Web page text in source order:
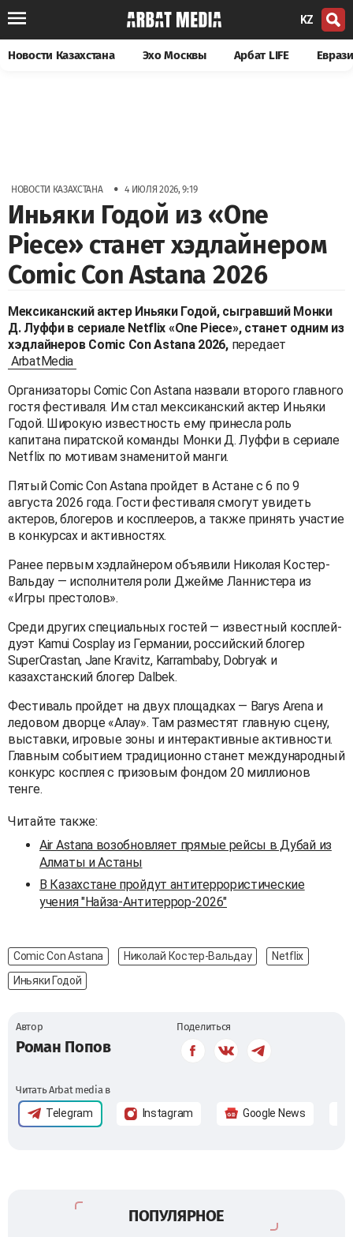
KZ
Новости Казахстана Эхо Москвы Арбат LIFE
НОВОСТИ КАЗАХСТАНА • 4 ИЮЛЯ 2026, 9:19
Иньяки Годой из «One
Piece» станет хэдлайнером
Comic Con Astana 2026
Мексиканский актер Иньяки Годой, сыгравший Монки
Д. Луффи в сериале Netflix «One Piece», станет одним из
хэдлайнеров Comic Con Astana 2026,передает
ArbatMedia
Организаторы Comic Con Astana назвали второго главного
гостя фестиваля. Им стал мексиканский актер Иньяки
Годой. Широкую известность ему принесла роль
капитана пиратской команды Монки Д. Луффи в сериале
Netflix по мотивам знаменитой манги.
Пятый Comic Con Astana пройдет в Астане с 6 по 9
августа 2026 года. Гости фестиваля смогут увидеть
актеров, блогеров и косплееров, а также принять участие
в конкурсах и активностях.
Ранее первым хэдлайнером объявили Николая Костер-
Вальдау — исполнителя роли Джейме Ланнистера из
«Игры престолов».
Среди других специальных гостей — известный косплей-
дуэт Kamui Cosplay из Германии, российский блогер
SuperCrastan, Jane Kravitz, Karrambaby, Dobryak и
казахстанский блогер Dalbek.
Фестиваль пройдет на двух площадках — Barys Arena и
ледовом дворце «Алау». Там разместят главную сцену,
выставки, игровые зоны и интерактивные активности.
Главным событием традиционно станет международный
конкурс косплея с призовым фондом 20 миллионов
тенге.
Читайте также:
Air Astana возобновляет прямые рейсы в Дубай из
Алматы и Астаны
В Казахстане пройдут антитеррористические
учения "Найза-Антитеррор-2026"
Comic Con Astana Николай Костер-Вальдау
Netflix
Иньяки Годой
Автор
Роман Попов
Поделиться
Читать Arbat media в
Telegram Instagram Google News
ПОПУЛЯРНОЕ